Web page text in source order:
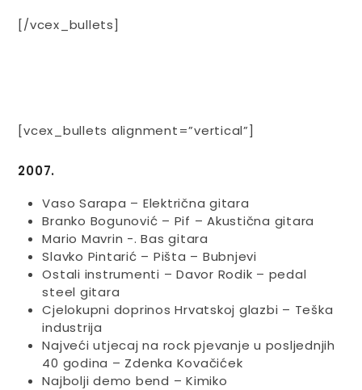
[/vcex_bullets]
[vcex_bullets alignment=”vertical”]
2007.
Vaso Sarapa – Električna gitara
Branko Bogunović – Pif – Akustična gitara
Mario Mavrin -. Bas gitara
Slavko Pintarić – Pišta – Bubnjevi
Ostali instrumenti – Davor Rodik – pedal
steel gitara
Cjelokupni doprinos Hrvatskoj glazbi – Teška
industrija
Najveći utjecaj na rock pjevanje u posljednjih
40 godina – Zdenka Kovačićek
Najbolji demo bend – Kimiko